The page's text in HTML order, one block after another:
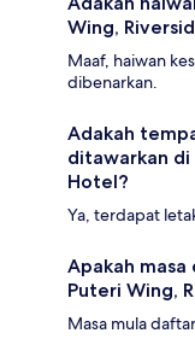
Wing,
Maaf, haiwan
dibenarkan.
Adakah
ditawarkan di
Hotel?
Ya, terdapat
Apakah
Puteri Wing,
Masa mula